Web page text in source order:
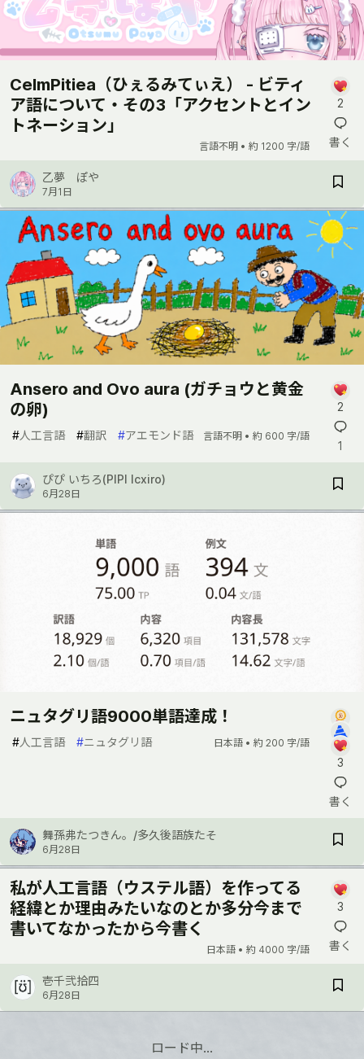
CelmPitiea（ひぇるみてぃえ） - ビティ
ア語について・その3「アクセントとイン
トネーション」
言語不明 • 約 1200 字/語
2
書く
乙夢 ぽや
7月1日
Ansero and Ovo aura (ガチョウと黄金
の卵)
#人工言語 #翻訳 #アエモンド語 言語不明 • 約 600 字/語
2
1
ぴぴ いちろ(PIPI Icxiro)
6月28日
ニュタグリ語9000単語達成！
#人工言語 #ニュタグリ語 日本語 • 約 200 字/語
3
書く
舞孫弗たつきん。/多久後語族たそ
6月28日
私が人工言語（ウステル語）を作ってる
経緯とか理由みたいなのとか多分今まで
書いてなかったから今書く
日本語 • 約 4000 字/語
3
書く
壱千弐拾四
6月28日
ロード中…